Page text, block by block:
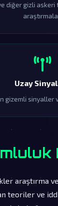
diğer gizli askeri
Uzay
gizemli sinyaller
araştırma
teoriler ve